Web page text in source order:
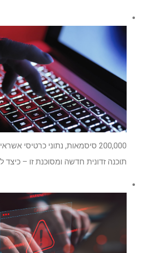
200,000 סיסמאות, נתוני כרטיסי
תוכנה זדונית חדשה ומסוכנת זו –